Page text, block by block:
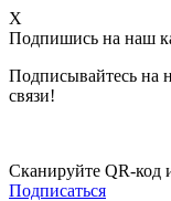
X
Подпишись на наш
Подписывайтесь на
связи!
Сканируйте QR-код
Подписаться